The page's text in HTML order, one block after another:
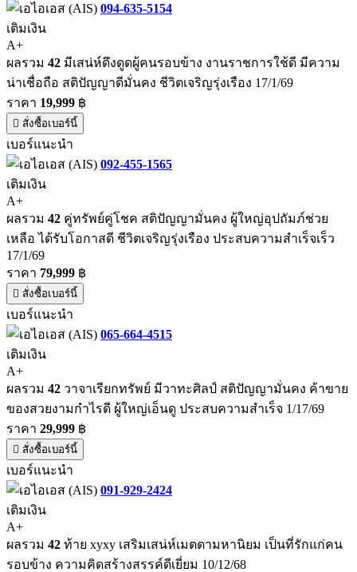
094-635-5154
เติมเงิน
A+
ผลรวม 42 มีเสน่ห์ดึงดูดผู้คนรอบข้าง งานราชการใช้ดี มีความ
น่าเชื่อถือ สติปัญญาดีมั่นคง ชีวิตเจริญรุ่งเรือง 17/1/69
ราคา 19,999 ฿
สั่งซื้อเบอร์นี้
เบอร์แนะนำ
092-455-1565
เติมเงิน
A+
ผลรวม 42 คู่ทรัพย์คู่โชค สติปัญญามั่นคง ผู้ใหญ่อุปถัมภ์ช่วย
เหลือ ได้รับโอกาสดี ชีวิตเจริญรุ่งเรือง ประสบความสำเร็จเร็ว
17/1/69
ราคา 79,999 ฿
สั่งซื้อเบอร์นี้
เบอร์แนะนำ
065-664-4515
เติมเงิน
A+
ผลรวม 42 วาจาเรียกทรัพย์ มีวาทะศิลป์ สติปัญญามั่นคง ค้าขาย
ของสวยงามกำไรดี ผู้ใหญ่เอ็นดู ประสบความสำเร็จ 1/17/69
ราคา 29,999 ฿
สั่งซื้อเบอร์นี้
เบอร์แนะนำ
091-929-2424
เติมเงิน
A+
ผลรวม 42 ท้าย xyxy เสริมเสน่ห์เมตตามหานิยม เป็นที่รักแก่คน
รอบข้าง ความคิดสร้างสรรค์ดีเยี่ยม 10/12/68